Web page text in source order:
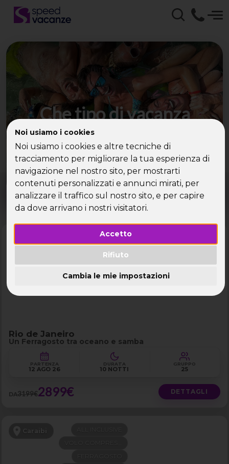
Noi usiamo i cookies
Noi usiamo i cookies e altre tecniche di
tracciamento per migliorare la tua esperienza di
navigazione nel nostro sito, per mostrarti
contenuti personalizzati e annunci mirati, per
analizzare il traffico sul nostro sito, e per capire
da dove arrivano i nostri visitatori.
Accetto
Rifiuto
Cambia le mie impostazioni
Che tipo di vacanza
cerchi?
Scegli la tua destinazione tra le diverse proposte
di Speed Vacanze®
Dove? Quando?
Tutto l'anno
Rio de Janeiro
Un Ferragosto tra oceano e samba
PARTENZA
12 AGO 26
DURATA
10 NOTTI
GRUPPO
25
DA3199€2899€ DETTAGLI
Caraibi